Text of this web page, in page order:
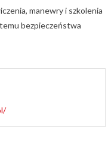
manewryi szkolenia
bezpieczeństwa